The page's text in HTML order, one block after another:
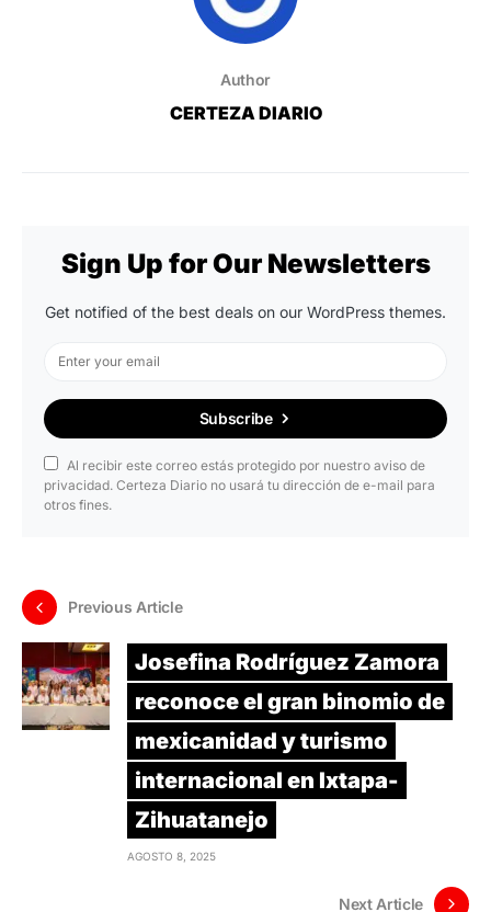
Author
CERTEZA DIARIO
Sign Up for Our Newsletters
Get notified of the best deals on our WordPress themes.
Subscribe
Al recibir este correo estás protegido por nuestro aviso de
privacidad. Certeza Diario no usará tu dirección de e-mail para
otros fines.
Previous Article
Josefina Rodríguez Zamora
reconoce el gran binomio de
mexicanidad y turismo
internacional en Ixtapa-
Zihuatanejo
AGOSTO 8, 2025
Next Article